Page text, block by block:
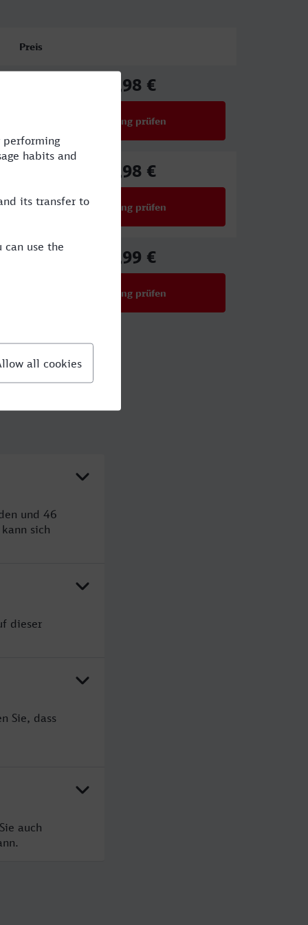
Preis
72,98 €
Verbindung prüfen
72,98 €
Verbindung prüfen
63,99 €
Verbindung prüfen
und 46
sich
dieser
Sie, dass
auch